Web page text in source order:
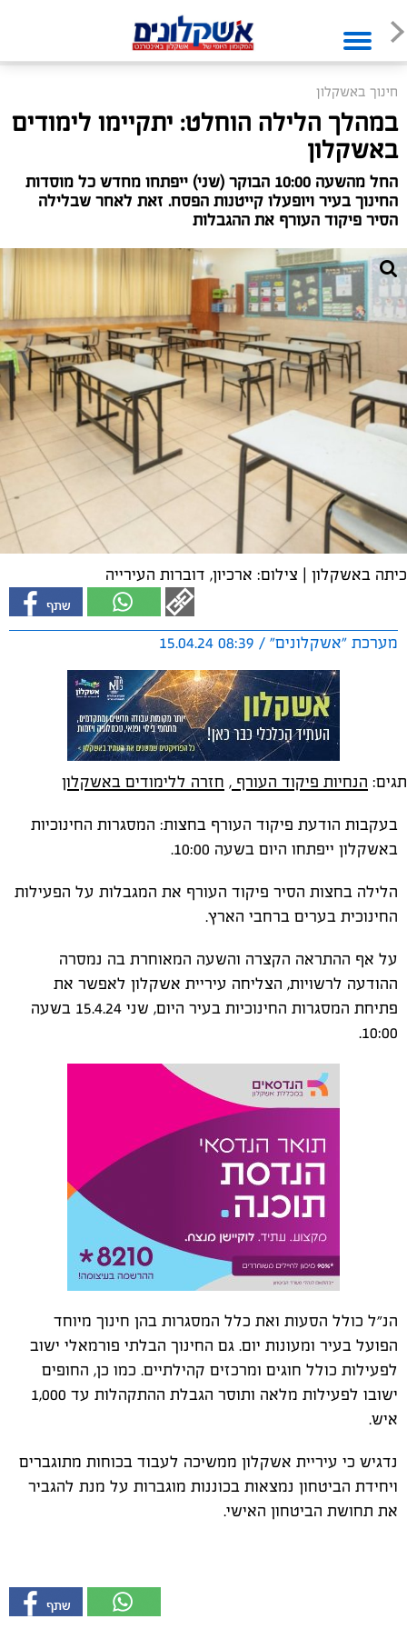
חינוך באשקלון
במהלך הלילה הוחלט: יתקיימו לימודים
באשקלון
החל מהשעה 10:00 הבוקר (שני) ייפתחו מחדש כל מוסדות
החינוך בעיר ויופעלו קייטנות הפסח. זאת לאחר שבלילה
הסיר פיקוד העורף את ההגבלות
כיתה באשקלון | צילום: ארכיון, דוברות העירייה
מערכת "אשקלונים" / 08:39 15.04.24
תגים: הנחיות פיקוד העורף , חזרה ללימודים באשקלון
בעקבות הודעת פיקוד העורף בחצות: המסגרות החינוכיות
באשקלון ייפתחו היום בשעה 10:00.
הלילה בחצות הסיר פיקוד העורף את המגבלות על הפעילות
החינוכית בערים ברחבי הארץ.
על אף ההתראה הקצרה והשעה המאוחרת בה נמסרה
ההודעה לרשויות, הצליחה עיריית אשקלון לאפשר את
פתיחת המסגרות החינוכיות בעיר היום, שני 15.4.24 בשעה
10:00.
הנ״ל כולל הסעות ואת כלל המסגרות בהן חינוך מיוחד
הפועל בעיר ומעונות יום. גם החינוך הבלתי פורמאלי ישוב
לפעילות כולל חוגים ומרכזים קהילתיים. כמו כן, החופים
ישובו לפעילות מלאה ותוסר הגבלת ההתקהלות עד 1,000
איש.
נדגיש כי עיריית אשקלון ממשיכה לעבוד בכוחות מתוגברים
ויחידת הביטחון נמצאות בכוננות מוגברות על מנת להגביר
את תחושת הביטחון האישי.